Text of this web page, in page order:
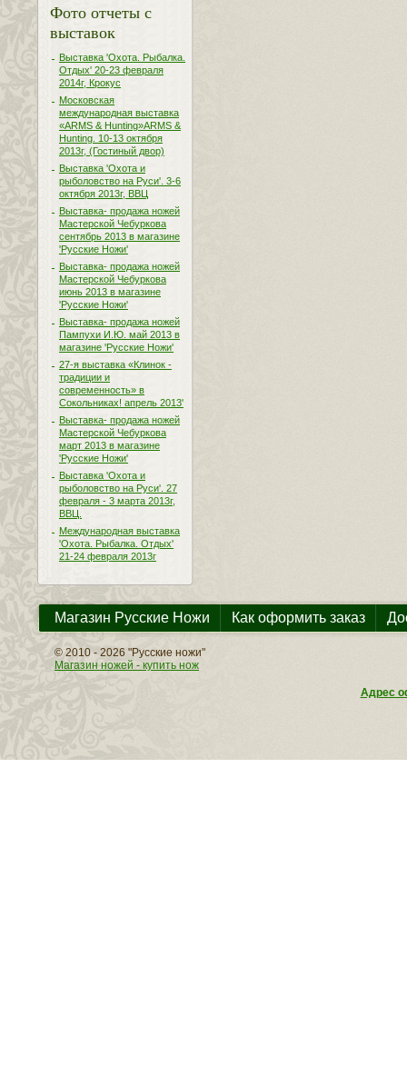
Фото отчеты с
выставок
Выставка 'Охота. Рыбалка.
Отдых' 20-23 февраля
2014г, Крокус
Московская
международная выставка
«ARMS & Hunting»ARMS &
Hunting. 10-13 октября
2013г, (Гостиный двор)
Выставка 'Охота и
рыболовство на Руси'. 3-6
октября 2013г, ВВЦ
Выставка- продажа ножей
Мастерской Чебуркова
сентябрь 2013 в магазине
'Русские Ножи'
Выставка- продажа ножей
Мастерской Чебуркова
июнь 2013 в магазине
'Русские Ножи'
Выставка- продажа ножей
Пампухи И.Ю. май 2013 в
магазине 'Русские Ножи'
27-я выставка «Клинок -
традиции и
современность» в
Сокольниках! апрель 2013'
Выставка- продажа ножей
Мастерской Чебуркова
март 2013 в магазине
'Русские Ножи'
Выставка 'Охота и
рыболовство на Руси'. 27
февраля - 3 марта 2013г,
ВВЦ.
Международная выставка
'Охота. Рыбалка. Отдых'
21-24 февраля 2013г
Магазин Русские Ножи Как оформить заказ
© 2010 - 2026 "Русские ножи"
Магазин ножей - купить нож
Адрес